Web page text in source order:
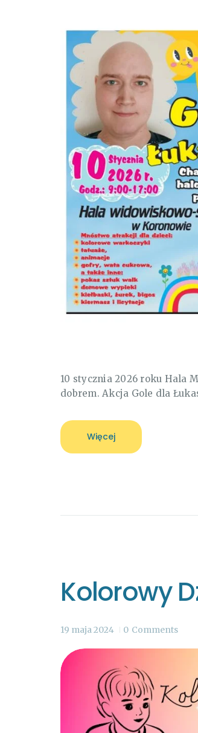
10 stycznia 2026 roku Hala
dobrem. Akcja Gole dla
Więcej
Kolorowy
19 maja 2024 0 Comments